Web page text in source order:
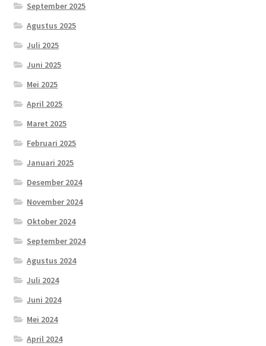
September 2025
Agustus 2025
Juli 2025
Juni 2025
Mei 2025
April 2025
Maret 2025
Februari 2025
Januari 2025
Desember 2024
November 2024
Oktober 2024
September 2024
Agustus 2024
Juli 2024
Juni 2024
Mei 2024
April 2024